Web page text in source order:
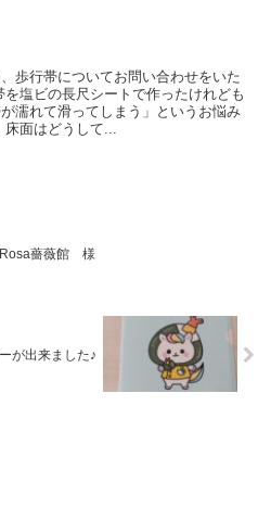
歩行帯についてお問い合わせをいた
塩ビの長尺シートで作ったけれども
濡れて滑ってしまう」というお悩み
床面はどうして...
Rosa薔薇館 様
が出来ました♪